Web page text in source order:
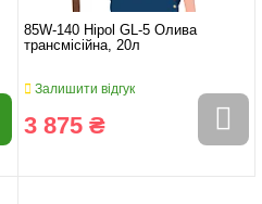
85W-140 Hipol GL-5 Олива
трансмісійна, 20л
Залишити відгук
3 875 ₴